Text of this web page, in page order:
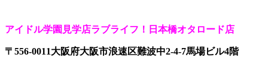
アイドル学園見学店ラブライフ！日本橋オタロード店
〒556-0011大阪府大阪市浪速区難波中2-4-7馬場ビル4階